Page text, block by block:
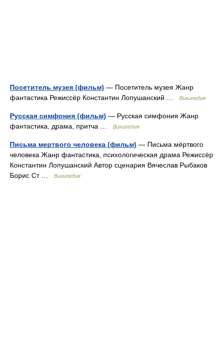
Посетитель музея (фильм) — Посетитель музея Жанр
фантастика Режиссёр Константин Лопушанский …
Википедия
Русская симфония (фильм) — Русская симфония Жанр
фантастика, драма, притча …
Википедия
Письма мертвого человека (фильм) — Письма мёртвого
человека Жанр фантастика, психологическая драма Режиссёр
Константин Лопушанский Автор сценария Вячеслав Рыбаков
Борис Ст …
Википедия